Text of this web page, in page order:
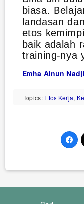
biasa.
landasan
etos
baik adalah
training-nya
Emha Ainun
Topics: Etos Kerja,